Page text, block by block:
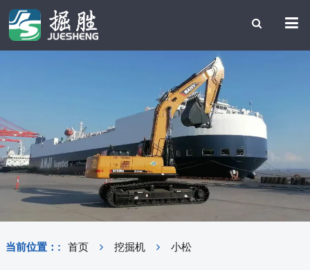
当前位置：: 首页 挖掘机 小松